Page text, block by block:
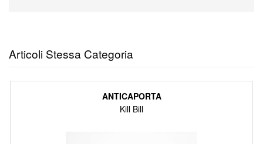
Articoli Stessa Categoria
ANTICAPORTA
Kill Bill